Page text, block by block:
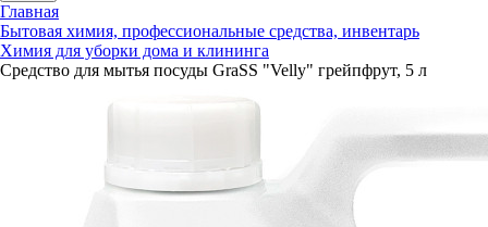
Главная
Бытовая химия, профессиональные средства, инвентарь
Химия для уборки дома и клининга
Средство для мытья посуды GraSS "Velly" грейпфрут, 5 л